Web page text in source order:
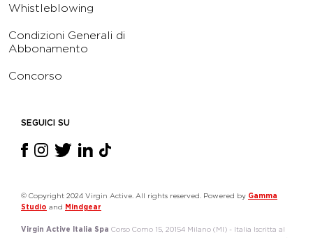
Whistleblowing
Condizioni Generali di
Abbonamento
Concorso
SEGUICI SU
© Copyright 2024 Virgin Active. All rights reserved. Powered by Gamma
Studio and Mindgear
Virgin Active Italia Spa Corso Como 15, 20154 Milano (MI) - Italia Iscritta al